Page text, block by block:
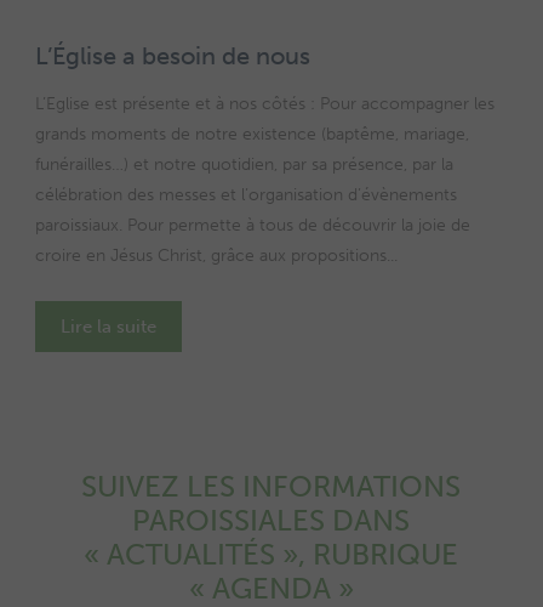
L’Église a besoin de nous
L’Eglise est présente et à nos côtés : Pour accompagner les
grands moments de notre existence (baptême, mariage,
funérailles…) et notre quotidien, par sa présence, par la
célébration des messes et l’organisation d’évènements
paroissiaux. Pour permette à tous de découvrir la joie de
croire en Jésus Christ, grâce aux propositions...
Lire la suite
SUIVEZ LES INFORMATIONS
PAROISSIALES DANS
« ACTUALITÉS », RUBRIQUE
« AGENDA »